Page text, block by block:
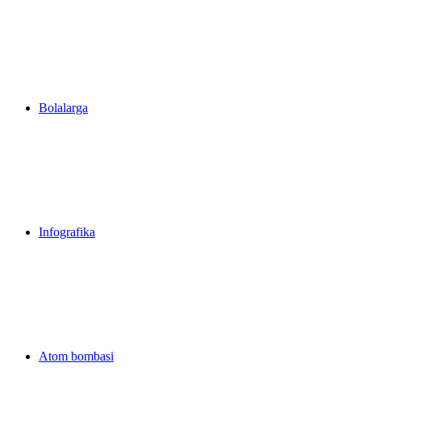
Bolalarga
Infografika
Atom bombasi